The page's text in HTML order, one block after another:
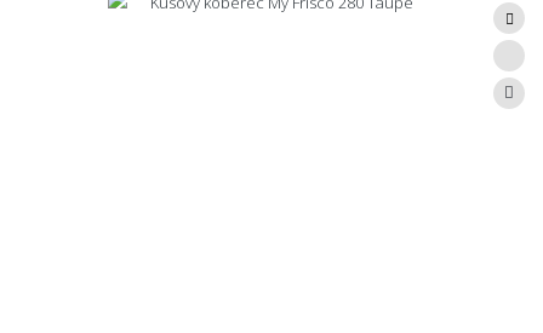
Čo sa údržby týka, odporúčame ich pravidelne vysávať, avšak bez
použitia rotačnej kefy, aby nedošlo k poškodeniu vlasu. Škvrny utrite